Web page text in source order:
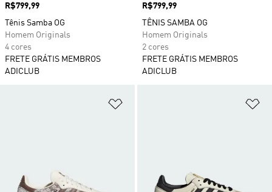
Preço
R$799,99
Tênis Samba OG
Homem Originals
4 cores
FRETE GRÁTIS MEMBROS
ADICLUB
Preço
R$799,99
TÊNIS SAMBA OG
Homem Originals
2 cores
FRETE GRÁTIS MEMBROS
ADICLUB